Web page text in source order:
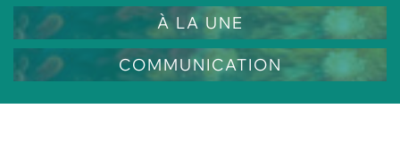
À LA UNE
COMMUNICATION